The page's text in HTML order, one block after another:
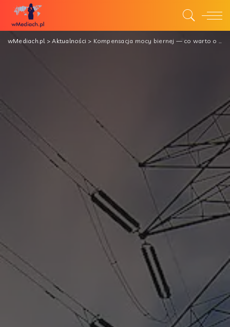
wMediach.pl>Aktualności > Kompensacja mocy biernej — co warto o niej wiedzieć?